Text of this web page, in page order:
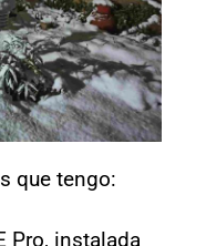
que tengo:
Pro, instalada